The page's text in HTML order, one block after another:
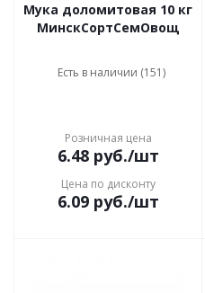
Мука доломитовая 10 кг
МинскСортСемОвощ
Есть в наличии (151)
Розничная цена
6.48руб./шт
Цена по дисконту
6.09руб./шт